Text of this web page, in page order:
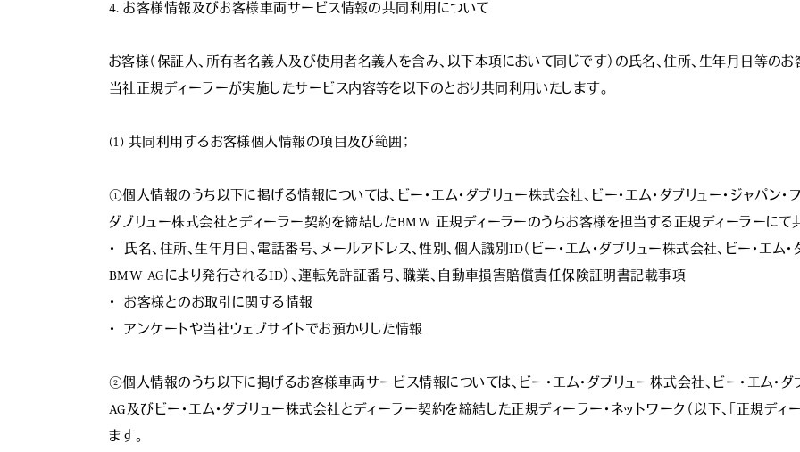
4. お客様情報及びお客様車両サービス情報の共同利用について
お客様（保証人、所有者名義人及び使用者名義人を含み、以下本項において同じです）の氏名、住所、生年月日等の
当社正規ディーラーが実施したサービス内容等を以下のとおり共同利用いたします。
(1) 共同利用するお客様個人情報の項目及び範囲；
①個人情報のうち以下に掲げる情報については、ビー・エム・ダブリュー株式会社、ビー・エム・ダブリュー・ジャパン・
ダブリュー株式会社とディーラー契約を締結したBMW 正規ディーラーのうちお客様を担当する正規ディーラーにて
・  氏名、住所、生年月日、電話番号、メールアドレス、性別、個人識別ID（ビー・エム・ダブリュー株式会社、ビー・エム
BMW AGにより発行されるID）、運転免許証番号、職業、自動車損害賠償責任保険証明書記載事項
・  お客様とのお取引に関する情報
・  アンケートや当社ウェブサイトでお預かりした情報
②個人情報のうち以下に掲げるお客様車両サービス情報については、ビー・エム・ダブリュー株式会社、ビー・エム・ダ
AG及びビー・エム・ダブリュー株式会社とディーラー契約を締結した正規ディーラー・ネットワーク（以下、「正規ディ
ます。